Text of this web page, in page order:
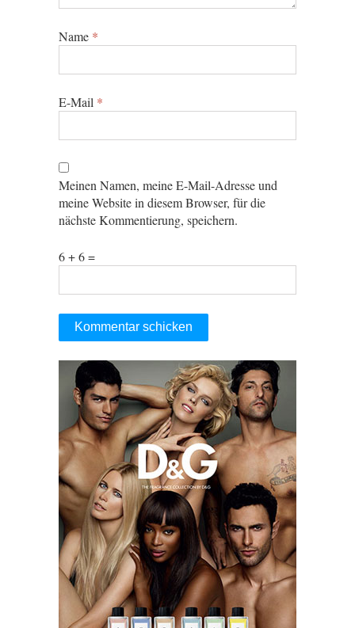
Name *
E-Mail *
Meinen Namen, meine E-Mail-Adresse und
meine Website in diesem Browser, für die
nächste Kommentierung, speichern.
6 + 6 =